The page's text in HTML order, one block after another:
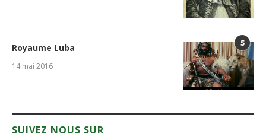
5
Royaume Luba
14 mai 2016
SUIVEZ NOUS SUR